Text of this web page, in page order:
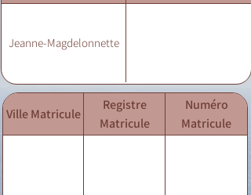
Jeanne-Magdelonnette
Ville Matricule
Registre
Matricule
Numéro
Matricule